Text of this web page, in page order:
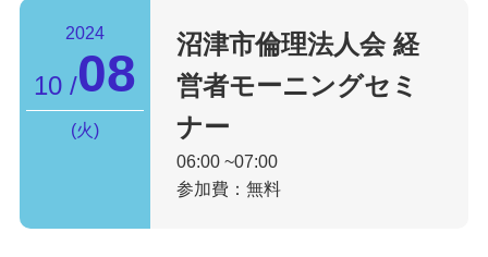
2024
10 08
火
沼津市倫理法人会 経
営者モーニングセミ
ナー
06:00
07:00
参加費：無料